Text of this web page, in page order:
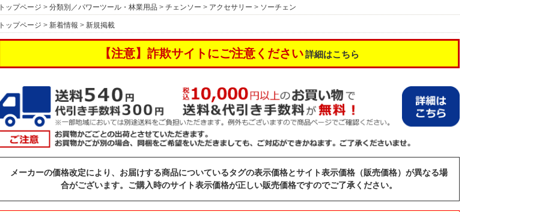
トップページ > 分類別／パワーツール・林業用品 > チェンソー > アクセサリー > ソーチェン
トップページ > 新着情報 > 新規掲載
【注意】詐欺サイトにご注意ください 詳細はこちら
メーカーの価格改定により、お届けする商品についているタグの表示価格とサイト表示価格（販売価格）が異なる場
合がございます。ご購入時のサイト表示価格が正しい販売価格ですのでご了承ください。